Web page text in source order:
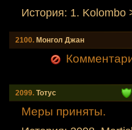
История: 1. Kolombo
2100. Mонгол Джан
2099. Тотус
Меры приняты.